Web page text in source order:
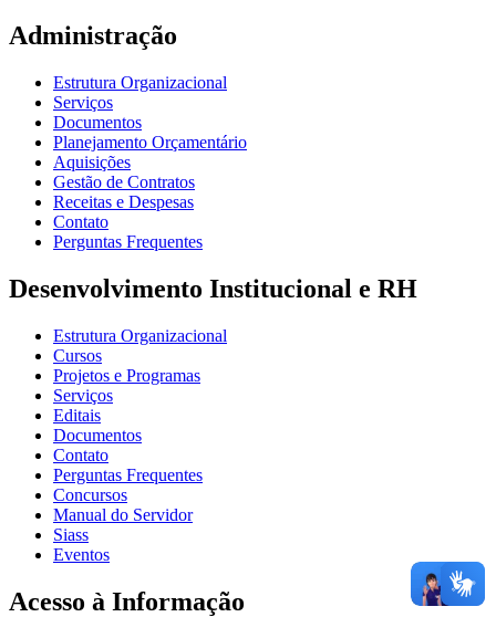
Administração
Estrutura Organizacional
Serviços
Documentos
Planejamento Orçamentário
Aquisições
Gestão de Contratos
Receitas e Despesas
Contato
Perguntas Frequentes
Desenvolvimento Institucional e RH
Estrutura Organizacional
Cursos
Projetos e Programas
Serviços
Editais
Documentos
Contato
Perguntas Frequentes
Concursos
Manual do Servidor
Siass
Eventos
Acesso à Informação